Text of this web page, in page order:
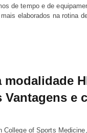
de tempo e de
elaborados na rotina
modalidade
Vantagens e
College of Sports